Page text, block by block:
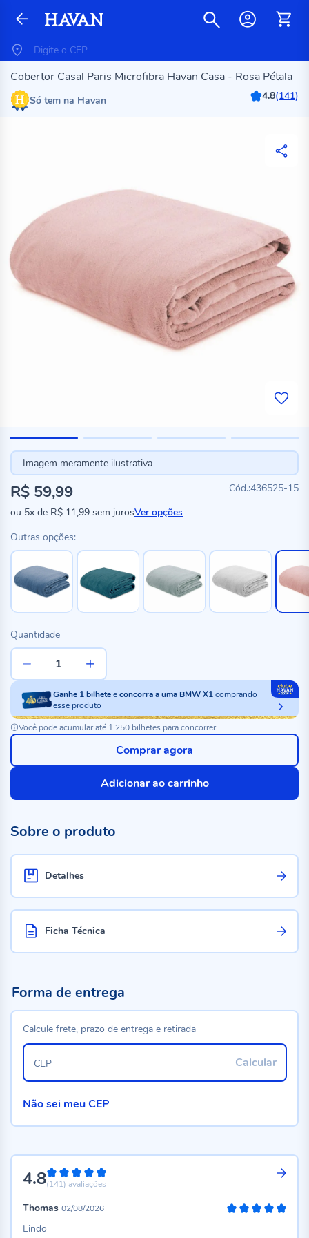
Cobertor Casal Paris Microfibra Havan Casa - Rosa Pétala
Só tem na Havan 4.8(141)
Imagem meramente ilustrativa
436525-15
R$ 59,99
ou 5x de R$ 11,99 sem jurosVer opções
Outras opções:
Quantidade
Ganhe 1bilheteeconcorra a uma BMW X1comprando
esse produto
Você pode acumular até 1.250 bilhetes para concorrer
Adicionar ao carrinho
Comprar agora
Sobre o produto
Detalhes
Ficha Técnica
4.896%
(141) avaliações
Thomas 02/08/2026
Lindo
Forma de entrega
Calcule frete, prazo de entrega e retirada
Calcular
CEP
Não sei meu CEP